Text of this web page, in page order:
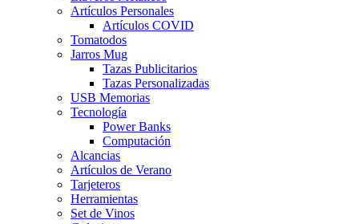
Artículos Personales
Artículos COVID
Tomatodos
Jarros Mug
Tazas Publicitarios
Tazas Personalizadas
USB Memorias
Tecnología
Power Banks
Computación
Alcancias
Artículos de Verano
Tarjeteros
Herramientas
Set de Vinos